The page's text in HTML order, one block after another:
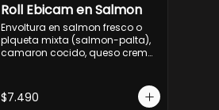
Roll Ebicam en Salmon
Envoltura en salmon fresco o
plqueta mixta (salmon-palta),
camaron cocido, queso crema,
$7.490